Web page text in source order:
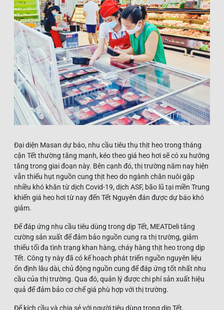
Đại diện Masan dự báo, nhu cầu tiêu thụ thịt heo trong tháng
cận Tết thường tăng mạnh, kéo theo giá heo hơi sẽ có xu hướng
tăng trong giai đoạn này. Bên cạnh đó, thị trường năm nay hiện
vẫn thiếu hụt nguồn cung thịt heo do ngành chăn nuôi gặp
nhiều khó khăn từ dịch Covid-19, dịch ASF, bão lũ tại miền Trung
khiến giá heo hơi từ nay đến Tết Nguyên đán được dự báo khó
giảm.
Để đáp ứng nhu cầu tiêu dùng trong dịp Tết, MEATDeli tăng
cường sản xuất để đảm bảo nguồn cung ra thị trường, giảm
thiểu tối đa tình trạng khan hàng, cháy hàng thịt heo trong dịp
Tết. Công ty này đã có kế hoạch phát triển nguồn nguyên liệu
ổn định lâu dài, chủ động nguồn cung để đáp ứng tốt nhất nhu
cầu của thị trường. Qua đó, quản lý được chi phí sản xuất hiệu
quả để đảm bảo cơ chế giá phù hợp với thị trường.
Để kích cầu và chia sẻ với người tiêu dùng trong dịp Tết,